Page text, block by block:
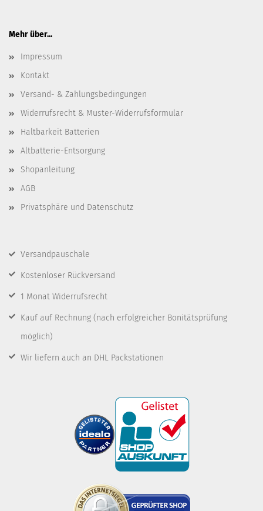
Mehr über...
Impressum
Kontakt
Versand- & Zahlungsbedingungen
Widerrufsrecht & Muster-Widerrufsformular
Haltbarkeit Batterien
Altbatterie-Entsorgung
Shopanleitung
AGB
Privatsphäre und Datenschutz
Versandpauschale
Kostenloser Rückversand
1 Monat Widerrufsrecht
Kauf auf Rechnung (nach erfolgreicher Bonitätsprüfung
möglich)
Wir liefern auch an DHL Packstationen